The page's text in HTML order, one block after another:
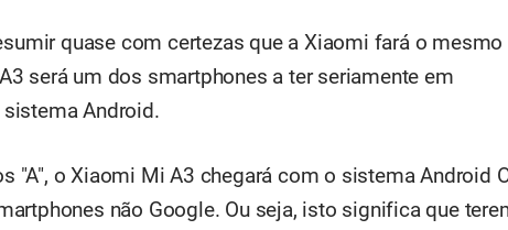
quase com certezas que a Xiaomi fará o mesmo
será um dos smartphones a ter seriamente em
Android.
"A", o Xiaomi Mi A3 chegará com o sistema Android
não Google. Ou seja, isto significa que